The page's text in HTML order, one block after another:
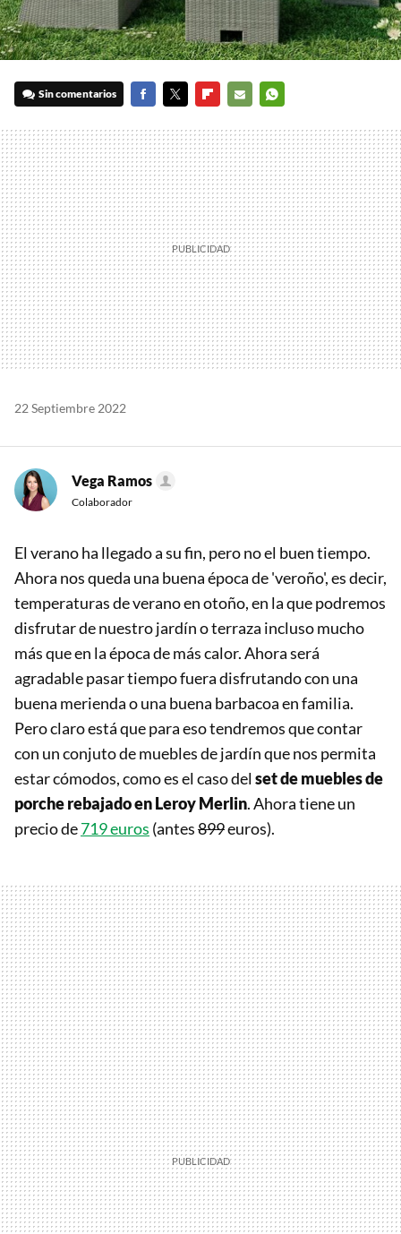
Sin comentarios
MAIL
22 Septiembre 2022
Vega Ramos
Colaborador
El verano ha llegado a su fin, pero no el buen tiempo.
Ahora nos queda una buena época de 'veroño', es decir,
temperaturas de verano en otoño, en la que podremos
disfrutar de nuestro jardín o terraza incluso mucho
más que en la época de más calor. Ahora será
agradable pasar tiempo fuera disfrutando con una
buena merienda o una buena barbacoa en familia.
Pero claro está que para eso tendremos que contar
con un conjuto de muebles de jardín que nos permita
estar cómodos, como es el caso del set de muebles de
porche rebajado en Leroy Merlin. Ahora tiene un
precio de719 euros (antes899euros).